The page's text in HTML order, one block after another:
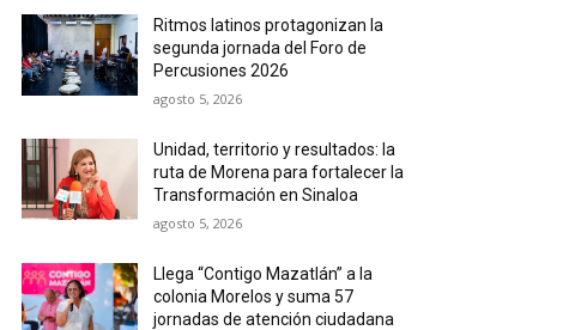
Ritmos latinos protagonizan la
segunda jornada del Foro de
Percusiones 2026
agosto 5, 2026
Unidad, territorio y resultados: la
ruta de Morena para fortalecer la
Transformación en Sinaloa
agosto 5, 2026
Llega “Contigo Mazatlán” a la
colonia Morelos y suma 57
jornadas de atención ciudadana